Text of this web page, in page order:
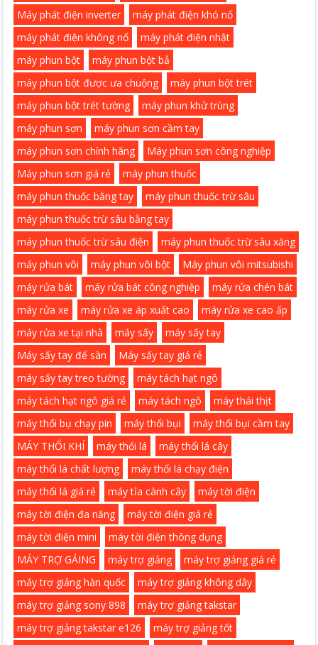
Máy phát điện inverter
máy phát điện khó nổ
máy phát điện không nổ
máy phát điện nhật
máy phun bột
máy phun bột bả
máy phun bột được ưa chuộng
máy phun bột trét
máy phun bột trét tường
máy phun khử trùng
máy phun sơn
máy phun sơn cầm tay
máy phun sơn chính hãng
Máy phun sơn công nghiệp
Máy phun sơn giá rẻ
máy phun thuốc
máy phun thuốc bằng tay
máy phun thuốc trừ sâu
máy phun thuốc trừ sâu bằng tay
máy phun thuốc trừ sâu điện
máy phun thuốc trừ sâu xăng
máy phun vôi
máy phun vôi bột
Máy phun vôi mitsubishi
máy rửa bát
máy rửa bát công nghiệp
máy rửa chén bát
máy rửa xe
máy rửa xe áp xuất cao
máy rửa xe cao ấp
máy rửa xe tại nhà
máy sấy
máy sấy tay
Máy sấy tay để sàn
Máy sấy tay giá rẻ
máy sấy tay treo tường
máy tách hạt ngô
máy tách hạt ngô giá rẻ
máy tách ngô
máy thái thịt
máy thổi bụ chạy pin
máy thổi bụi
máy thổi bụi cầm tay
MÁY THỔI KHÍ
máy thổi lá
máy thổi lá cây
máy thổi lá chất lượng
máy thổi lá chạy điện
máy thổi lá giá rẻ
máy tỉa cành cây
máy tời điện
máy tời điện đa năng
máy tời điện giá rẻ
máy tời điện mini
máy tời điện thông dụng
MÁY TRỢ GẢING
máy trợ giảng
máy trợ giảng giá rẻ
máy trợ giảng hàn quốc
máy trợ giảng không dây
máy trợ giảng sony 898
máy trợ giảng takstar
máy trợ giảng takstar e126
máy trợ giảng tốt